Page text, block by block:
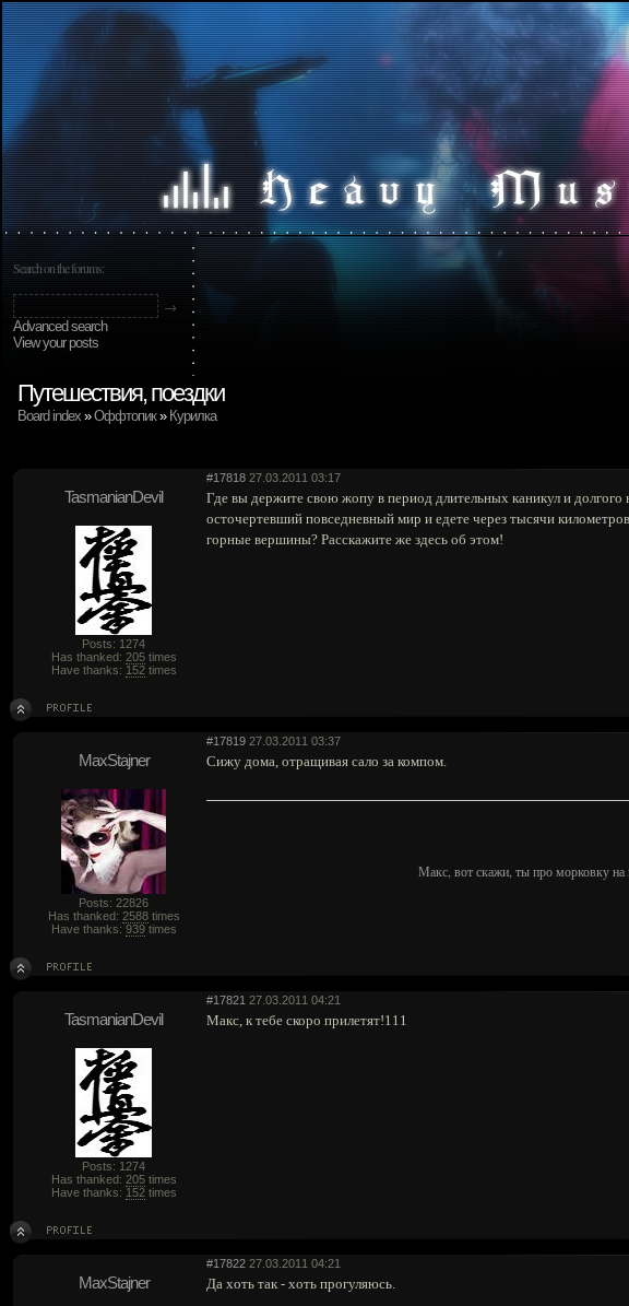
Search on the forums:
Advanced search
View your posts
Путешествия, поездки
Board index »Оффтопик» Курилка
#17818 27.03.2011 03:17
TasmanianDevil
Posts: 1274
Has thanked: 205times
Have thanks: 152times
Где вы держите свою жопу в период длительных каникул и
осточертевший повседневный мир и едете через тысячи
горные вершины? Расскажите же здесь об этом!
#17819 27.03.2011 03:37
MaxStajner
Posts: 22826
Has thanked: 2588times
Have thanks: 939times
Сижу дома, отращивая сало за компом.
Макс, вот скажи, ты про морковку
#17821 27.03.2011 04:21
TasmanianDevil
Posts: 1274
Has thanked: 205times
Have thanks: 152times
Макс, к тебе скоро прилетят!111
#17822 27.03.2011 04:21
MaxStajner Да хоть так - хоть прогуляюсь.